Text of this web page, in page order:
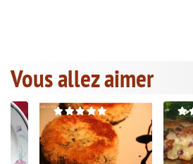
Vous allez aimer